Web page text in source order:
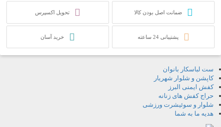
ضمانت اصل بودن کالا تحویل اکسپرس
پشتیبانی 24 ساعته خرید آسان
ست لباسکار بانوان
کاپشن و شلوار شهریار
کفش ایمنی البرز
حراج کفش های زنانه
شلوار و سوئیشرت ورزشی
هدیه ما به شما